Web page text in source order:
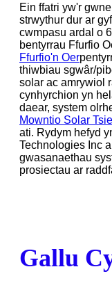
Ein ffatri yw'r
strwythur dur ar
cwmpasu ardal o
bentyrrau Ffurfio
Ffurfio'n Oer
thiwbiau sgwâr/
solar ac amrywiol
cynhyrchion yn
daear, system
Mowntio Solar
ati. Rydym hefyd
Technologies Inc
gwasanaethau
prosiectau ar
Gallu